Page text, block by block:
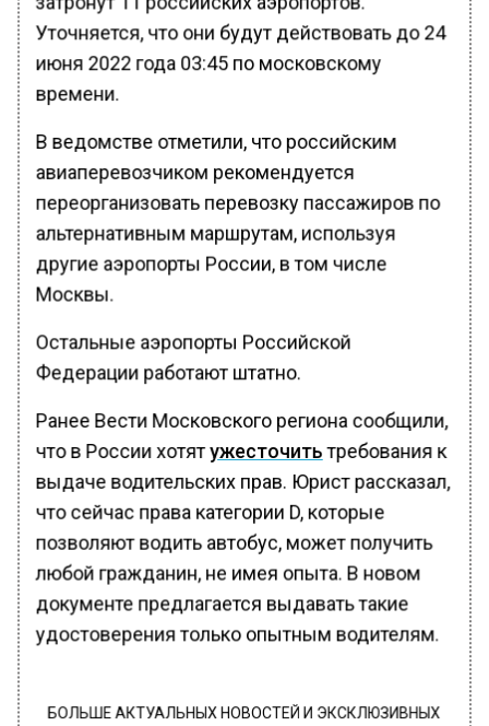
Уточняется, что они будут действовать до 24
июня 2022 года 03:45 по московскому
времени.
В ведомстве отметили, что российским
авиаперевозчиком рекомендуется
переорганизовать перевозку пассажиров по
альтернативным маршрутам, используя
другие аэропорты России, в том числе
Москвы.
Остальные аэропорты Российской
Федерации работают штатно.
Ранее Вести Московского региона сообщили,
что в России хотятужесточитьтребования к
выдаче водительских прав. Юрист рассказал,
что сейчас права категории D, которые
позволяют водить автобус, может получить
любой гражданин, не имея опыта. В новом
документе предлагается выдавать такие
удостоверения только опытным водителям.
БОЛЬШЕ АКТУАЛЬНЫХ НОВОСТЕЙ И ЭКСКЛЮЗИВНЫХ